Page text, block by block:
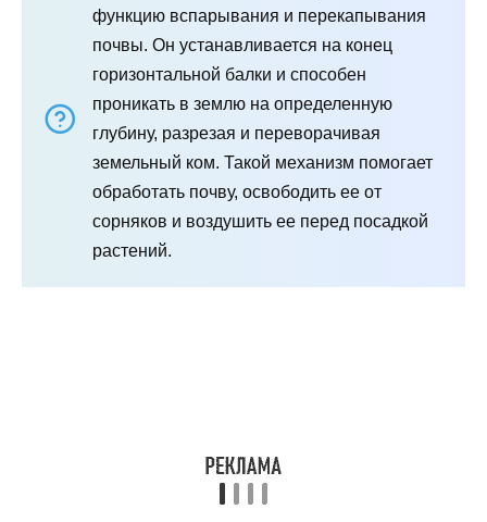
функцию вспарывания и перекапывания
почвы. Он устанавливается на конец
горизонтальной балки и способен
проникать в землю на определенную
глубину, разрезая и переворачивая
земельный ком. Такой механизм помогает
обработать почву, освободить ее от
сорняков и воздушить ее перед посадкой
растений.